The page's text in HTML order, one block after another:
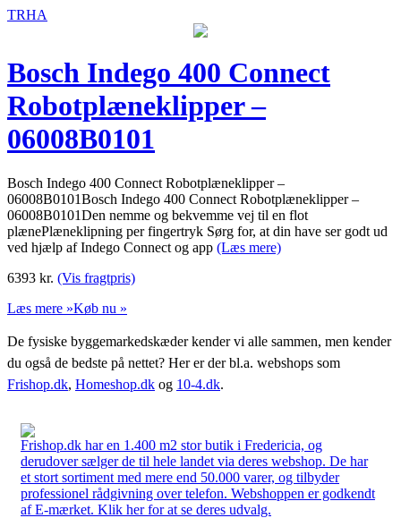
TRHA
Bosch Indego 400 Connect
Robotplæneklipper –
06008B0101
Bosch Indego 400 Connect Robotplæneklipper –
06008B0101Bosch Indego 400 Connect Robotplæneklipper –
06008B0101Den nemme og bekvemme vej til en flot
plænePlæneklipning per fingertryk Sørg for, at din have ser godt ud
ved hjælp af Indego Connect og app (Læs mere)
6393 kr. (Vis fragtpris)
Læs mere »Køb nu »
De fysiske byggemarkedskæder kender vi alle sammen, men kender
du også de bedste på nettet? Her er der bl.a. webshops som
Frishop.dk, Homeshop.dk og 10-4.dk.
Frishop.dk har en 1.400 m2 stor butik i Fredericia, og
derudover sælger de til hele landet via deres webshop. De har
et stort sortiment med mere end 50.000 varer, og tilbyder
professionel rådgivning over telefon. Webshoppen er godkendt
af E-mærket. Klik her for at se deres udvalg.